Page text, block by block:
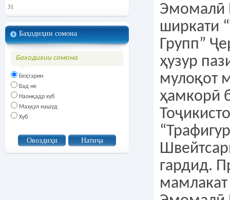
31
Баҳодиҳии сомона
Баходихии сомона
Беҳтарин
Бад не
Наонқадр хуб
Маҳқул нашуд
Хуб
Эмомалӣ
ширкати
Групп”
ҳузур
мулоқот
ҳамкорӣ
гардид.